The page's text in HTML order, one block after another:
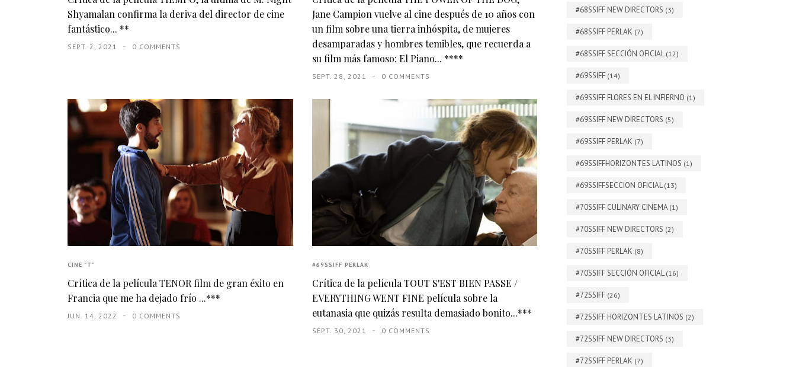
Shyamalan confirma la deriva del director de cine
fantástico... **
SEPT. 2, 2021 0 COMMENTS
Jane Campion vuelve al cine después de 10 años con
un film sobre una tierra inhóspita, de mujeres
desamparadas y hombres temibles, que recuerda a
su film más famoso: El Piano... ****
SEPT. 28, 2021 0 COMMENTS
CINE "T"
Crítica de la película TENOR film de gran éxito en
Francia que me ha dejado frío ...***
JUN. 14, 2022 0 COMMENTS
#69SSIFF PERLAK
Crítica de la película TOUT S'EST BIEN PASSE /
EVERYTHING WENT FINE película sobre la
eutanasia que quizás resulta demasiado bonito...***
SEPT. 30, 2021 0 COMMENTS
#68SSIFF NEW DIRECTORS (3)
#68SSIFF PERLAK (7)
#68SSIFF SECCIÓN OFICIAL(12)
#69SSIFF (14)
#69SSIFF FLORES EN EL INFIERNO (1)
#69SSIFF NEW DIRECTORS (5)
#69SSIFF PERLAK (7)
#69SSIFFHORIZONTES LATINOS (1)
#69SSIFFSECCION OFICIAL(13)
#70SSIFF CULINARY CINEMA (1)
#70SSIFF NEW DIRECTORS (2)
#70SSIFF PERLAK (8)
#70SSIFF SECCIÓN OFICIAL(16)
#72SSIFF (26)
#72SSIFF HORIZONTES LATINOS (2)
#72SSIFF NEW DIRECTORS (3)
#72SSIFF PERLAK (7)